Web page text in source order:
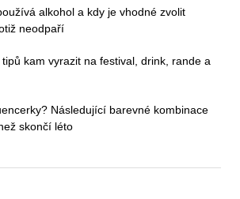
alkohol a kdy je vhodné zvolit
neodpaří
kam vyrazit na festival, drink, rande a
Následující barevné kombinace
skončí léto